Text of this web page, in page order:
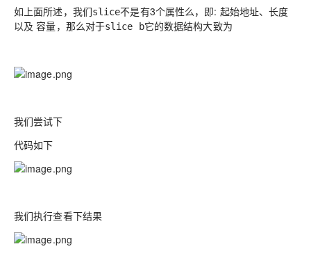
如上面所述，我们slice不是有3个属性么，即: 起始地址、长度
以及 容量，那么对于slice b它的数据结构大致为
我们尝试下
代码如下
我们执行查看下结果